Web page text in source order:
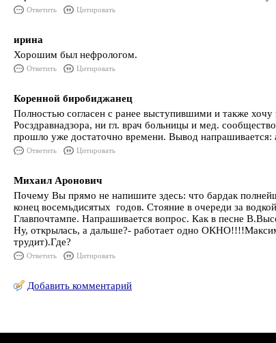
Ответить Цитировать
ирина
Хорошим был нефрологом.
Ответить Цитировать
Коренной биробиджанец
Полностью согласен с ранее выступившими и также
Росздравнадзора, ни гл. врач больницы и мед.
прошло уже достаточно времени. Вывод напрашивается:
Ответить Цитировать
Михаил Аронович
Почему Вы прямо не напишите здесь: что бардак
конец восемьдисятых годов. Стояние в очереди за
Главпочтампе. Напрашивается вопрос. Как в песне
Ну, открылась, а дальше?- работает одно
трудит).Где?
Ответить Цитировать
Добавить комментарий